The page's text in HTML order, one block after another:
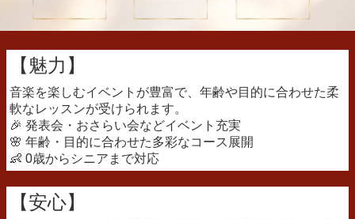
【魅力】
音楽を楽しむイベントが豊富で、年齢や目的に合わせた柔
軟なレッスンが受けられます。
🎉 発表会・おさらい会などイベント充実
🌸 年齢・目的に合わせた多彩なコース展開
👶 0歳からシニアまで対応
【安心】